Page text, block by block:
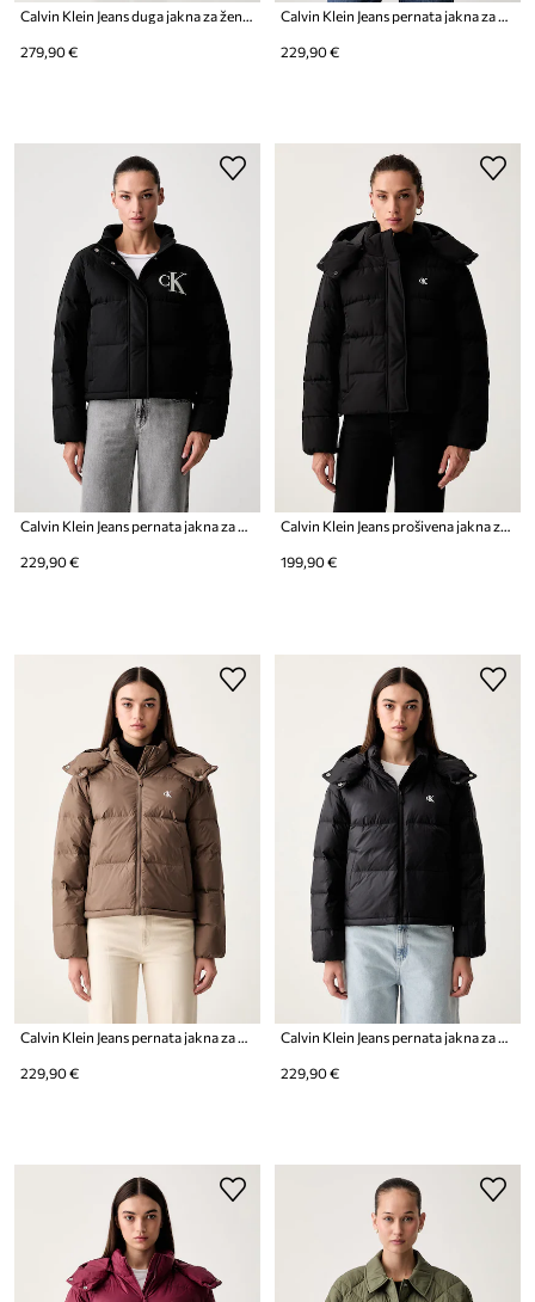
Calvin Klein Jeans duga jakna za žene
279,90 €
Calvin Klein Jeans pernata jakna za žene
229,90 €
Calvin Klein Jeans pernata jakna za žene
229,90 €
Calvin Klein Jeans prošivena jakna za žene
199,90 €
229,90 € 229,90 €